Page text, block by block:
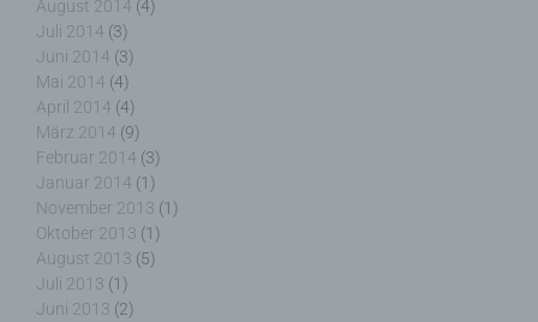
August 2014 (4)
Juli 2014 (3)
Juni 2014 (3)
Mai 2014 (4)
April 2014 (4)
März 2014 (9)
Februar 2014 (3)
Januar 2014 (1)
November 2013 (1)
Oktober 2013 (1)
August 2013 (5)
Juli 2013 (1)
Juni 2013 (2)
der Europäischen Union geltenden
Datenschutzgesetze und anderer Bestimmungen
mit datenschutzrechtlichem Charakter ist die:
Nicht kommerzielle Homepage Woiga.de
Wolfgang Behling
Karwendelstraße 9
82499 Wallgau
Deutschland